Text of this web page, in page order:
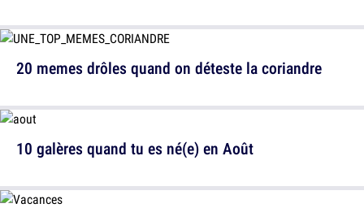
20 memes drôles quand on déteste la coriandre
10 galères quand tu es né(e) en Août